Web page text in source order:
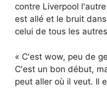
contre Liverpool
est allé et le bruit
celui de tous les
« C'est wow, peu de
C'est un bon début,
peut aller où il veut. Il